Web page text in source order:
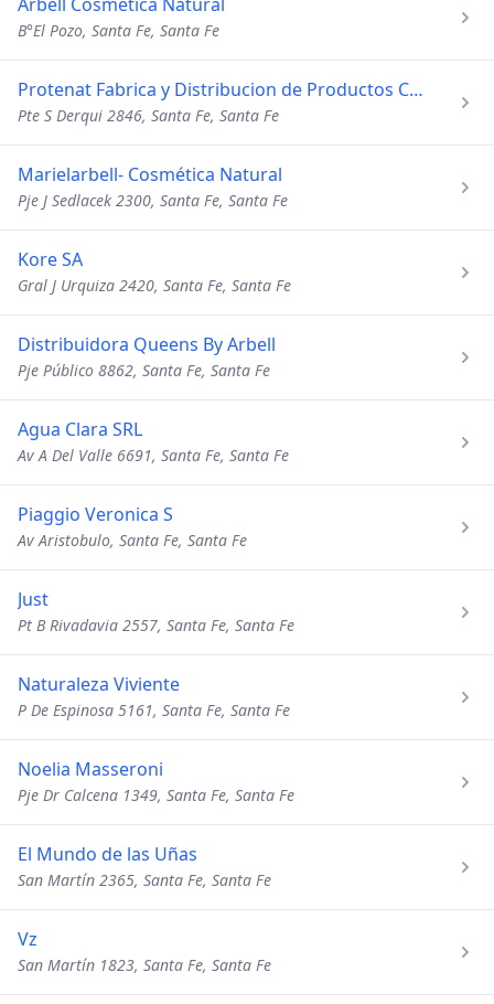
B°El Pozo, Santa Fe, Santa Fe
Protenat Fabrica y Distribucion de Productos Capilares
Pte S Derqui 2846, Santa Fe, Santa Fe
Marielarbell- Cosmética Natural
Pje J Sedlacek 2300, Santa Fe, Santa Fe
Kore SA
Gral J Urquiza 2420, Santa Fe, Santa Fe
Distribuidora Queens By Arbell
Pje Público 8862, Santa Fe, Santa Fe
Agua Clara SRL
Av A Del Valle 6691, Santa Fe, Santa Fe
Piaggio Veronica S
Av Aristobulo, Santa Fe, Santa Fe
Just
Pt B Rivadavia 2557, Santa Fe, Santa Fe
Naturaleza Viviente
P De Espinosa 5161, Santa Fe, Santa Fe
Noelia Masseroni
Pje Dr Calcena 1349, Santa Fe, Santa Fe
El Mundo de las Uñas
San Martín 2365, Santa Fe, Santa Fe
Vz
San Martín 1823, Santa Fe, Santa Fe